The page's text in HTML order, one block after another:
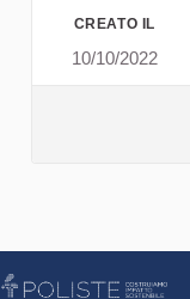
CREATO IL
10/10/2022